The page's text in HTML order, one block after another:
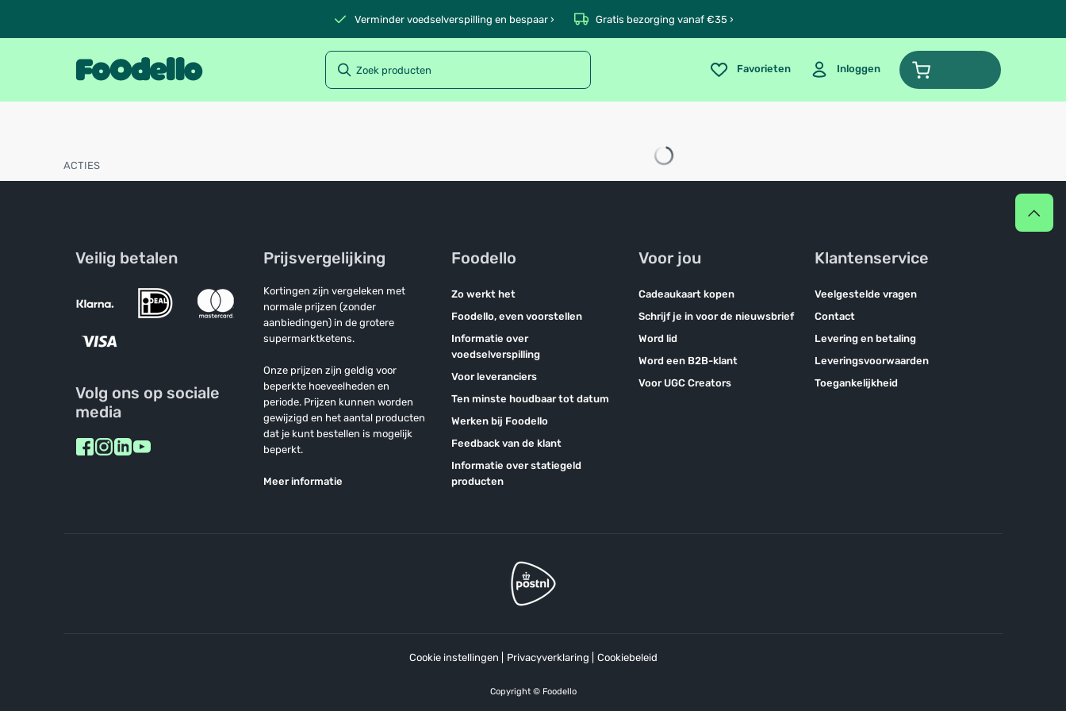
Verminder voedselverspilling en bespaar › Gratis bezorging vanaf €35 ›
Favorieten Inloggen
ACTIES
Superdeals
Meest verkocht
Favorieten
PRODUCTCATEGORIEËN
Snoep & Snacks
Veilig betalen
Volg ons op sociale
media
Prijsvergelijking
Kortingen zijn vergeleken met
normale prijzen (zonder
aanbiedingen) in de grotere
supermarktketens.
Onze prijzen zijn geldig voor
beperkte hoeveelheden en
periode. Prijzen kunnen worden
gewijzigd en het aantal producten
dat je kunt bestellen is mogelijk
beperkt.
Meer informatie
Foodello
Zo werkt het
Foodello, even voorstellen
Informatie over
voedselverspilling
Voor leveranciers
Ten minste houdbaar tot datum
Werken bij Foodello
Feedback van de klant
Informatie over statiegeld
producten
Voor jou
Cadeaukaart kopen
Schrijf je in voor de nieuwsbrief
Word lid
Word een B2B-klant
Voor UGC Creators
Klantenservice
Veelgestelde vragen
Contact
Levering en betaling
Leveringsvoorwaarden
Toegankelijkheid
Cookie instellingen Privacyverklaring Cookiebeleid
Copyright © Foodello